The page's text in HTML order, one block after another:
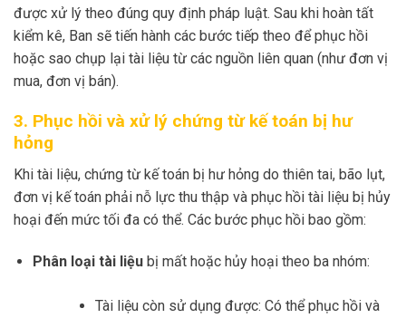
được xử lý theo đúng quy định pháp luật. Sau khi hoàn tất
kiểm kê, Ban sẽ tiến hành các bước tiếp theo để phục hồi
hoặc sao chụp lại tài liệu từ các nguồn liên quan (như đơn vị
mua, đơn vị bán).
3. Phục hồi và xử lý chứng từ kế toán bị hư
hỏng
Khi tài liệu, chứng từ kế toán bị hư hỏng do thiên tai, bão lụt,
đơn vị kế toán phải nỗ lực thu thập và phục hồi tài liệu bị hủy
hoại đến mức tối đa có thể. Các bước phục hồi bao gồm:
Phân loại tài liệubị mất hoặc hủy hoại theo ba nhóm:
Tài liệu còn sử dụng được: Có thể phục hồi và